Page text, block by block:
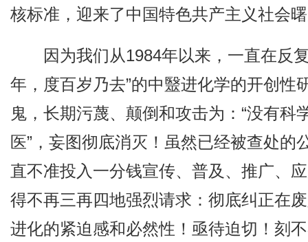
核标准，迎来了中国特色共产主义社会
因为我们从1984年以来，一直在反
年，度百岁乃去”的中毉进化学的开创
鬼，长期污蔑、颠倒和攻击为：“没有科
医”，妄图彻底消灭！虽然已经被查处
直不准投入一分钱宣传、普及、推广、
得不再三再四地强烈请求：彻底纠正在
进化的紧迫感和必然性！亟待迫切！刻